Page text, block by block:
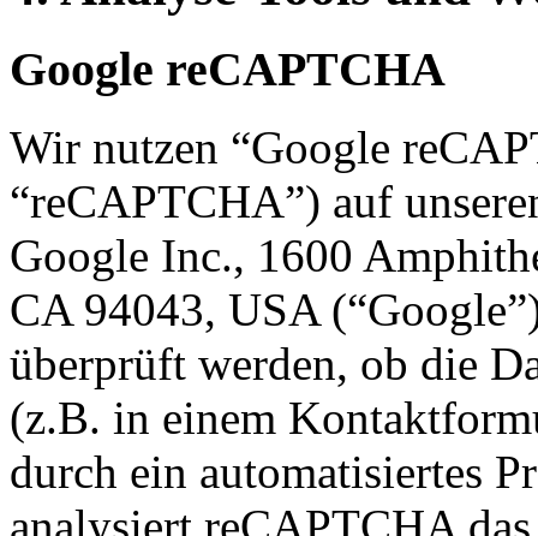
Google reCAPTCHA
Wir nutzen “Google
“reCAPTCHA”) auf
Google Inc., 1600
CA 94043, USA
überprüft werden, ob die
(z.B. in einem
durch ein automatisiertes
analysiert reCAPTCHA